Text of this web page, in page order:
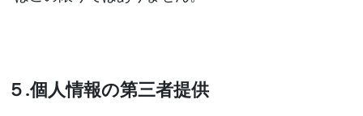
５.個人情報の第三者提供